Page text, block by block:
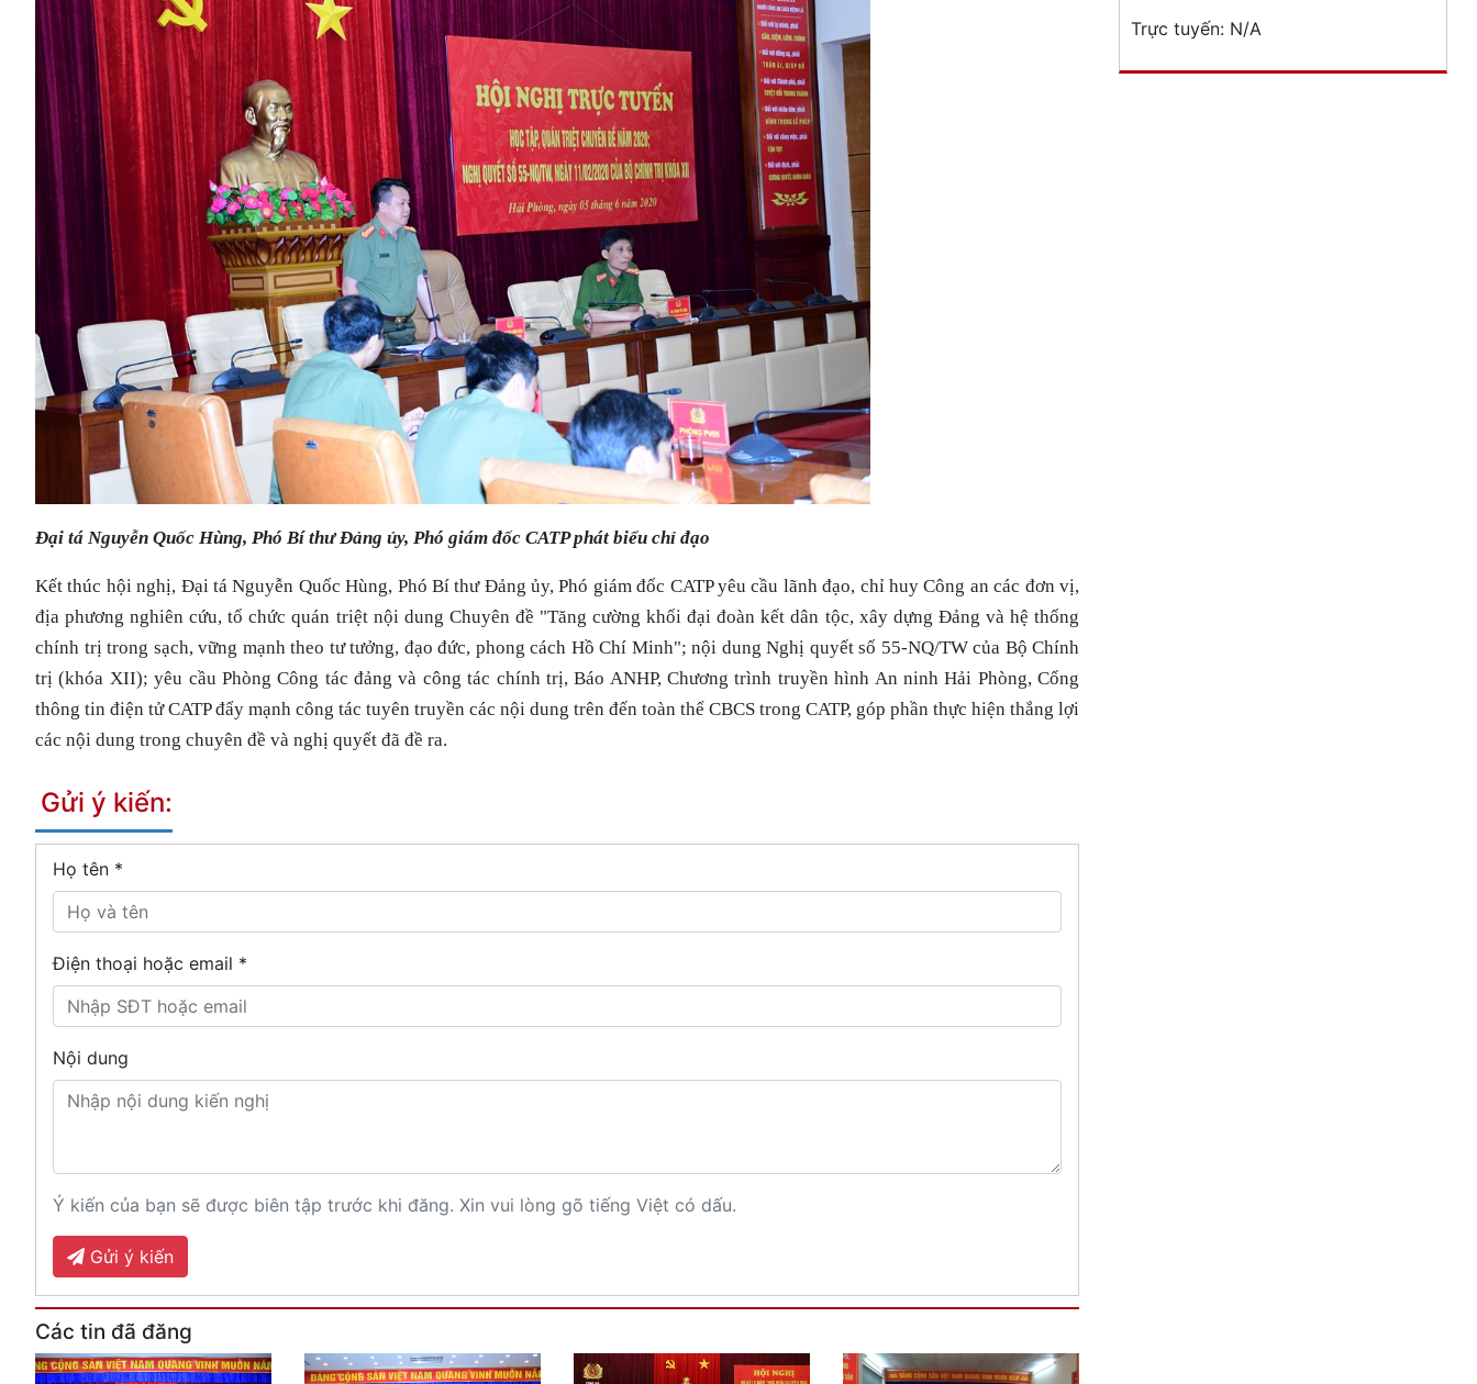
Đại tá Nguyễn Quốc Hùng, Phó Bí thư Đảng ủy, Phó giám đốc CATP phát biểu chỉ đạo
Kết thúc hội nghị, Đại tá Nguyễn Quốc Hùng, Phó Bí thư Đảng ủy, Phó giám đốc CATP yêu cầu lãnh đạo, chỉ huy Công an các đơn vị,
địa phương nghiên cứu, tổ chức quán triệt nội dung Chuyên đề "Tăng cường khối đại đoàn kết dân tộc, xây dựng Đảng và hệ thống
chính trị trong sạch, vững mạnh theo tư tưởng, đạo đức, phong cách Hồ Chí Minh"; nội dung Nghị quyết số 55-NQ/TW của Bộ Chính
trị (khóa XII); yêu cầu Phòng Công tác đảng và công tác chính trị, Báo ANHP, Chương trình truyền hình An ninh Hải Phòng, Cổng
thông tin điện tử CATP đẩy mạnh công tác tuyên truyền các nội dung trên đến toàn thể CBCS trong CATP, góp phần thực hiện thắng lợi
các nội dung trong chuyên đề và nghị quyết đã đề ra.
Gửi ý kiến:
Họ tên *
Điện thoại hoặc email *
Nội dung
Ý kiến của bạn sẽ được biên tập trước khi đăng. Xin vui lòng gõ tiếng Việt có dấu.
Gửi ý kiến
Các tin đã đăng
Trực tuyến: N/A